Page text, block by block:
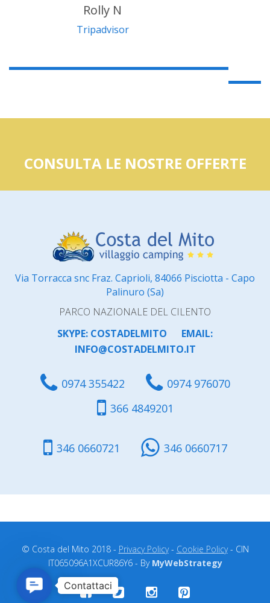
nonhounnick88
Via Torracca snc Fraz. Caprioli, 84066 Pisciotta - Capo
Palinuro (Sa)
SKYPE: COSTADELMITO EMAIL:
0974 355422
© Costa del Mito 2018 -Privacy Policy-Cookie Policy
IT065096A1XCUR86Y6 - By
Contact